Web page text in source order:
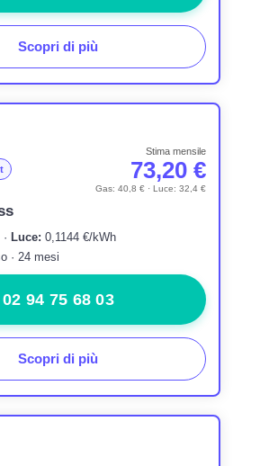
Scopri di più
Stima mensile
73,20 €
Gas: 40,8 € · Luce: 32,4 €
Luce: 0,1144 €/kWh
· 24 mesi
02 94 75 68 03
Scopri di più